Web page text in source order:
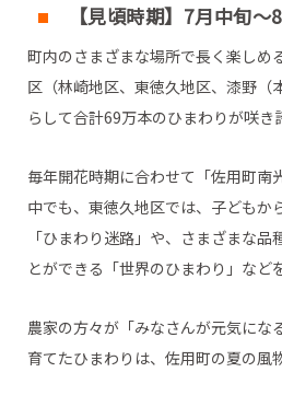
【見頃時期】7月中旬
町内のさまざまな場所で長く楽しめ
区（林崎地区、東徳久地区、漆野（
らして合計69万本のひまわりが咲き
毎年開花時期に合わせて「佐用町南
中でも、東徳久地区では、子どもか
「ひまわり迷路」や、さまざまな
とができる「世界のひまわり」など
農家の方々が「みなさんが元気にな
育てたひまわりは、佐用町の夏の風